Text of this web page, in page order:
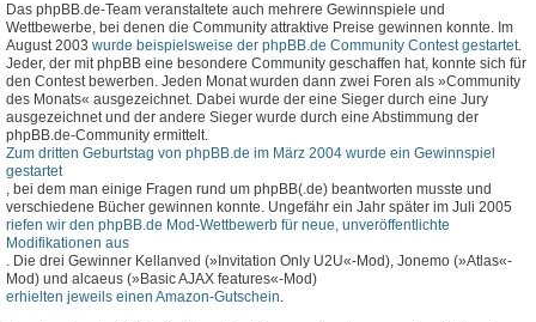
Das phpBB.de-Team veranstaltete auch mehrere Gewinnspiele und
Wettbewerbe, bei denen die Community attraktive Preise gewinnen konnte. Im
August 2003 wurde beispielsweise der phpBB.de Community Contest gestartet.
Jeder, der mit phpBB eine besondere Community geschaffen hat, konnte sich für
den Contest bewerben. Jeden Monat wurden dann zwei Foren als »Community
des Monats« ausgezeichnet. Dabei wurde der eine Sieger durch eine Jury
ausgezeichnet und der andere Sieger wurde durch eine Abstimmung der
phpBB.de-Community ermittelt.
Zum dritten Geburtstag von phpBB.de im März 2004 wurde ein Gewinnspiel
gestartet
, bei dem man einige Fragen rund um phpBB(.de) beantworten musste und
verschiedene Bücher gewinnen konnte. Ungefähr ein Jahr später im Juli 2005
riefen wir den phpBB.de Mod-Wettbewerb für neue, unveröffentlichte
Modifikationen aus
. Die drei Gewinner Kellanved (»Invitation Only U2U«-Mod), Jonemo (»Atlas«-
Mod) und alcaeus (»Basic AJAX features«-Mod)
erhielten jeweils einen Amazon-Gutschein.